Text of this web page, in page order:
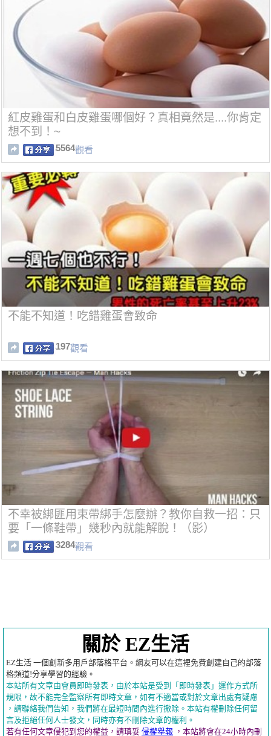
紅皮雞蛋和白皮雞蛋哪個好？真相竟然是....你肯定
想不到！~
5564觀看
不能不知道！吃錯雞蛋會致命
197觀看
不幸被綁匪用束帶綁手怎麼辦？教你自救一招：只
要「一條鞋帶」幾秒內就能解脫！（影）
3284觀看
關於 EZ生活
EZ生活 一個創新多用戶部落格平台。網友可以在這裡免費創建自己的部落
格頻道!分享學習的經驗。
本站所有文章由會員即時發表，由於本站是受到「即時發表」運作方式所
規限，故不能完全監察所有即時文章，如有不適當或對於文章出處有疑慮
，請聯絡我們告知，我們將在最短時間內進行撤除。本站有權刪除任何留
言及拒絕任何人士發文，同時亦有不刪除文章的權利。
若有任何文章侵犯到您的權益，請瑱妥 侵權舉報 ，本站將會在24小時內刪